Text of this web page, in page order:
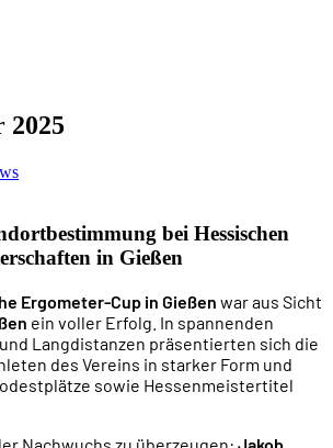
2025
bei Hessischen
in Gießen
Ergometer-Cup in Gießen war aus Sicht
ein voller Erfolg. In spannenden
Langdistanzen präsentierten sich die
des Vereins in starker Form und
sowie Hessenmeistertitel